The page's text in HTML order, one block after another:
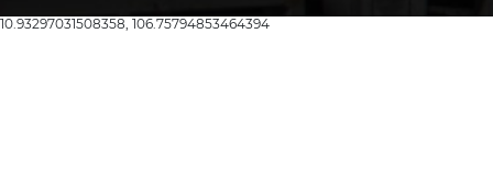
10.93297031508358, 106.75794853464394